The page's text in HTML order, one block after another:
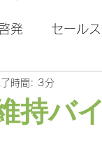
発 セールス
持バ
時間: 3分